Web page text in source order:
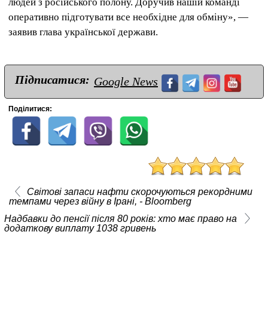
оперативно підготувати все необхідне для обміну», —
заявив глава української держави.
Підписатися: Google News
Поділитися:
Світові запаси нафти скорочуються рекордними
темпами через війну в Ірані, - Bloomberg
Надбавки до пенсії після 80 років: хто має право на
додаткову виплату 1038 гривень